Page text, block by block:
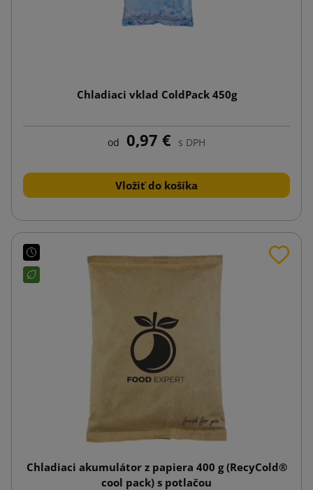
Chladiaci vklad ColdPack 450g
od 0,97 € s DPH
Vložiť do košíka
Chladiaci akumulátor z papiera 400 g (RecyCold®
cool pack) s potlačou